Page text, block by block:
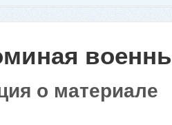
о материале